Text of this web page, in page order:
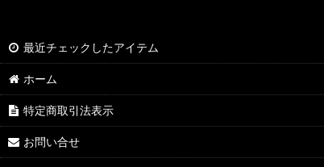
最近チェックしたアイテム
ホーム
特定商取引法表示
お問い合せ